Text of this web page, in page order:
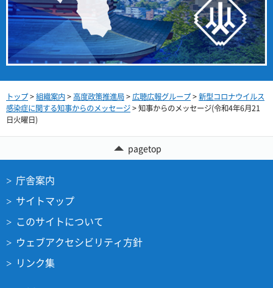
トップ>組織案内>高度政策推進局>広聴広報グループ>新型コロナウイルス
感染症に関する知事からのメッセージ> 知事からのメッセージ(令和4年6月21
日火曜日)
pagetop
庁舎案内
サイトマップ
このサイトについて
ウェブアクセシビリティ方針
リンク集